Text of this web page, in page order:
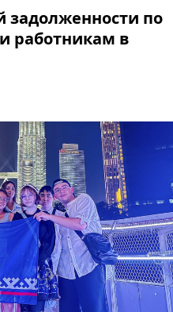
задолженности по
работникам в